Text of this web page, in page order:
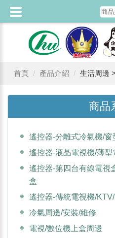
首頁 產品介紹 生活周邊
商品
遙控器-分離式冷氣機/
遙控器-液晶電視機/薄
遙控器-第四台有線電視
盒
遙控器-傳統電視機/
冷氣周邊/安裝/維修
電視/數位機上盒周邊